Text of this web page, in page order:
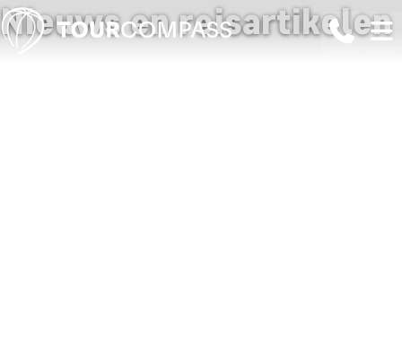
Nieuws en reisartikelen